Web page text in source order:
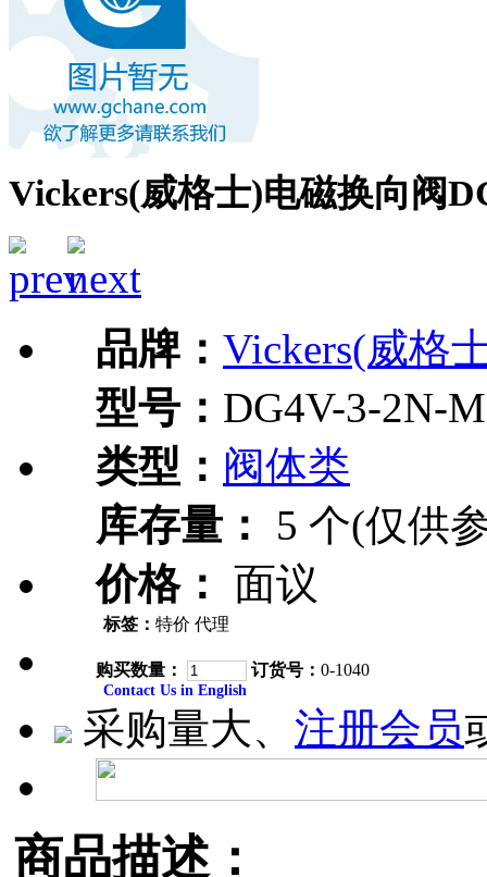
Vickers(威格士)电磁换向阀
品牌： Vickers(威格
型号： DG4V-3-2N-
类型： 阀体类
库存量：
5 个(仅供
价格： 面议
标签： 特价 代理
购买数量： 订货号： 0-1040
Contact Us in English
采购量大、 注册会员
商品描述：